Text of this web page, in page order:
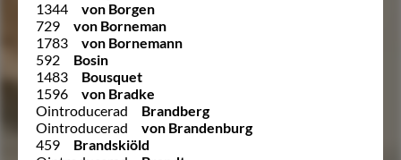
1344
von Borgen
729
von Borneman
1783
von Bornemann
592
Bosin
1483
Bousquet
1596
von Bradke
Ointroducerad
Brandberg
Ointroducerad
von Brandenburg
459
Brandskiöld